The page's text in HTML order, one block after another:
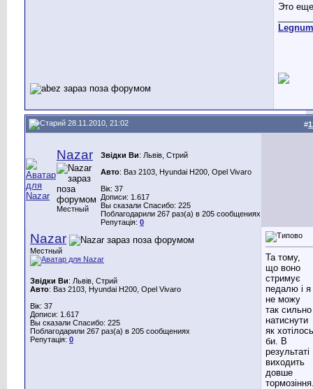
Это
Legnum
28.11.2010, 21:02 #
Nazar
Местный
Звідки Ви: Львів, Стрий
Авто: Ваз 2103, Hyundai H200, Opel Vivaro
Вік: 37
Дописи: 1.617
Вы сказали Спасибо: 225
Поблагодарили 267 раз(а) в 205 сообщениях
Репутація: 0
Nazar
Местный
Звідки Ви: Львів, Стрий
Авто: Ваз 2103, Hyundai H200, Opel Vivaro
Вік: 37
Дописи: 1.617
Вы сказали Спасибо: 225
Поблагодарили 267 раз(а) в 205 сообщениях
Репутація: 0
Та тому,
що воно
стримує
педалю і я
не можу
так сильно
натиснути
як хотілось
би. В
результаті
виходить
довше